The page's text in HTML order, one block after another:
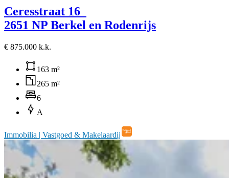
Ceresstraat 16
2651 NP Berkel en Rodenrijs
€ 875.000 k.k.
163 m²
265 m²
6
A
Immobilia | Vastgoed & Makelaardij